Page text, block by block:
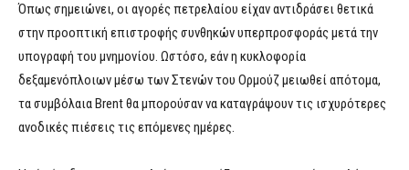
Όπως σημειώνει, οι αγορές πετρελαίου είχαν αντιδράσει θετικά
στην προοπτική επιστροφής συνθηκών υπερπροσφοράς μετά την
υπογραφή του μνημονίου. Ωστόσο, εάν η κυκλοφορία
δεξαμενόπλοιων μέσω των Στενών του Ορμούζ μειωθεί απότομα,
τα συμβόλαια Brent θα μπορούσαν να καταγράψουν τις ισχυρότερες
ανοδικές πιέσεις τις επόμενες ημέρες.